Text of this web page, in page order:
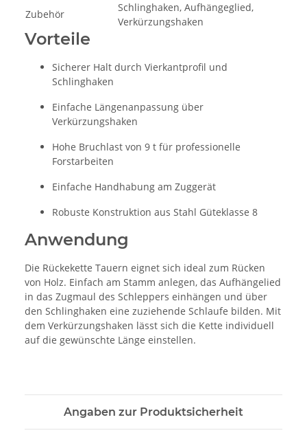
Zubehör
Schlinghaken, Aufhängeglied,
Verkürzungshaken
Vorteile
Sicherer Halt durch Vierkantprofil und
Schlinghaken
Einfache Längenanpassung über
Verkürzungshaken
Hohe Bruchlast von 9 t für professionelle
Forstarbeiten
Einfache Handhabung am Zuggerät
Robuste Konstruktion aus Stahl Güteklasse 8
Anwendung
Die Rückekette Tauern eignet sich ideal zum Rücken
von Holz. Einfach am Stamm anlegen, das Aufhängelied
in das Zugmaul des Schleppers einhängen und über
den Schlinghaken eine zuziehende Schlaufe bilden. Mit
dem Verkürzungshaken lässt sich die Kette individuell
auf die gewünschte Länge einstellen.
Angaben zur Produktsicherheit